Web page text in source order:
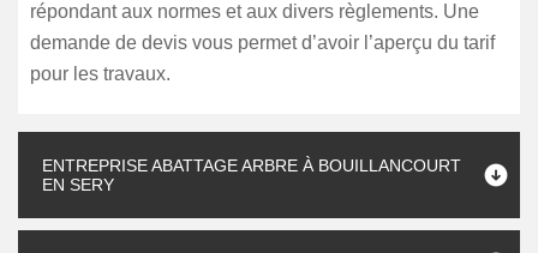
répondant aux normes et aux divers règlements. Une
demande de devis vous permet d’avoir l’aperçu du tarif
pour les travaux.
ENTREPRISE ABATTAGE ARBRE À BOUILLANCOURT
EN SERY